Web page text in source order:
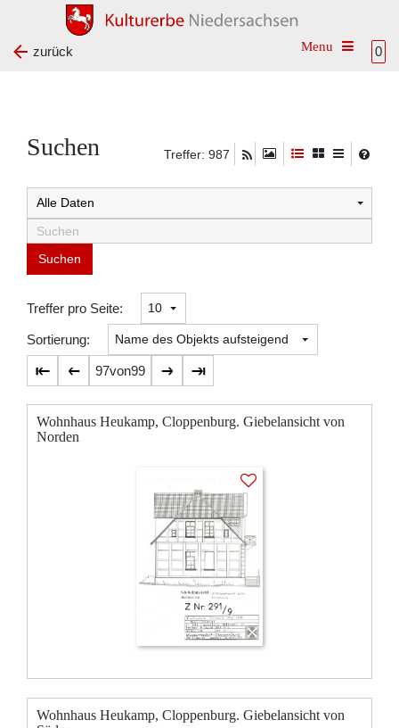
0
Toggle
zurück
Suchen Treffer: 987
Suchtreffer:
Treffer pro Seite:
Sortierung:
97von99
Wohnhaus Heukamp, Cloppenburg. Giebelansicht von
Norden
Wohnhaus Heukamp, Cloppenburg. Giebelansicht von